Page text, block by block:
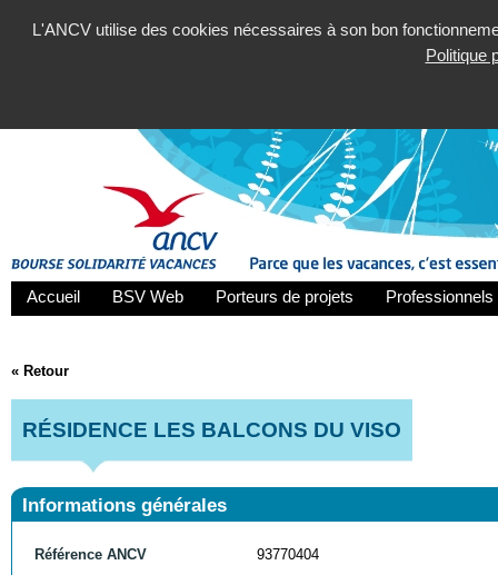
L'ANCV utilise des cookies nécessaires à son bon
Politique
Accueil BSV Web Porteurs de projets
« Retour
RÉSIDENCE LES BALCONS DU VISO
Informations générales
Référence ANCV 93770404